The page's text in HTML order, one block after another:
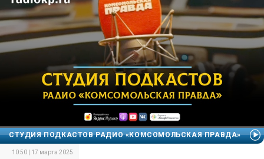
СТУДИЯ ПОДКАСТОВ РАДИО «КОМСОМОЛЬСКАЯ ПРАВДА»
10:50 | 17 марта 2025